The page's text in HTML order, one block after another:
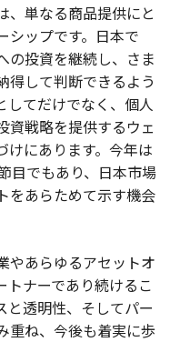
、単なる商品提供にと
シップです。日本で
の投資を継続し、さま
得して判断できるよう
してだけでなく、個人
資戦略を提供するウェ
けにあります。今年は
目でもあり、日本市場
をあらためて示す機会
やあらゆるアセットオ
トナーであり続けるこ
と透明性、そしてパー
重ね、今後も着実に歩